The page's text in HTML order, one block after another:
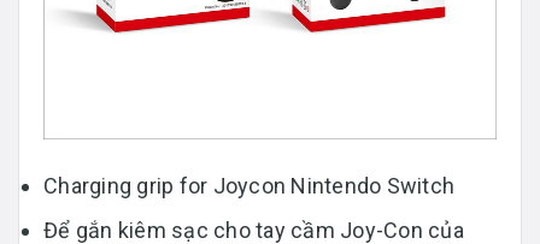
Charging grip for Joycon Nintendo Switch
Để gắn kiêm sạc cho tay cầm Joy-Con của